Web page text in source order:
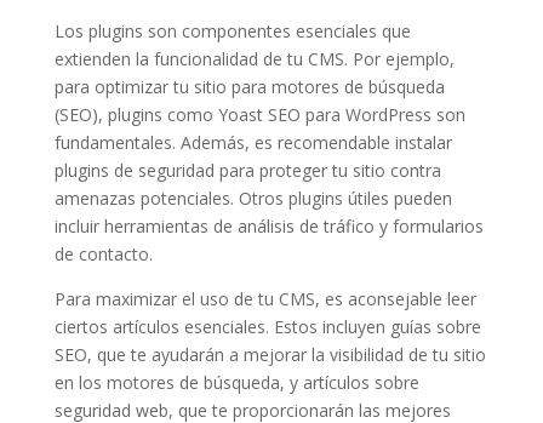
Los plugins son componentes esenciales que
extienden la funcionalidad de tu CMS. Por ejemplo,
para optimizar tu sitio para motores de búsqueda
(SEO), plugins como Yoast SEO para WordPress son
fundamentales. Además, es recomendable instalar
plugins de seguridad para proteger tu sitio contra
amenazas potenciales. Otros plugins útiles pueden
incluir herramientas de análisis de tráfico y formularios
de contacto.
Para maximizar el uso de tu CMS, es aconsejable leer
ciertos artículos esenciales. Estos incluyen guías sobre
SEO, que te ayudarán a mejorar la visibilidad de tu sitio
en los motores de búsqueda, y artículos sobre
seguridad web, que te proporcionarán las mejores